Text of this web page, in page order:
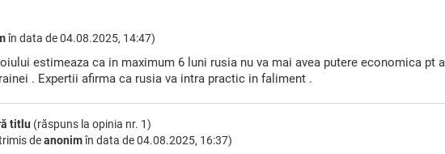
în data de04.08.2025, 14:47)
estimeaza ca in maximum 6 luni rusia nu va mai avea putere economica pt
. Expertii afirma ca rusia va intra practic in faliment .
titlu (răspuns la opinia nr. 1)
deanonimîn data de04.08.2025, 16:37)